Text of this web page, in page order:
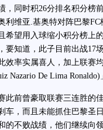
，同时积26分排名积分榜
利维亚.基奥特对阵巴黎
希望用入球缩小积分榜上
要知道，此子目前出战17
效率实属喜人，加上联赛
Nazario De Lima
前曾豪取联赛三连胜的佳
车，而且未能抓住巴黎圣
的不败战绩，他们继续向